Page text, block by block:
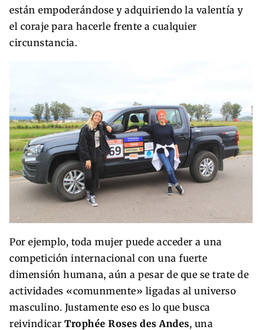
están empoderándose y adquiriendo la valentía y
el coraje para hacerle frente a cualquier
circunstancia.
Por ejemplo, toda mujer puede acceder a una
competición internacional con una fuerte
dimensión humana, aún a pesar de que se trate de
actividades «comunmente» ligadas al universo
masculino. Justamente eso es lo que busca
reivindicar Trophée Roses des Andes, una